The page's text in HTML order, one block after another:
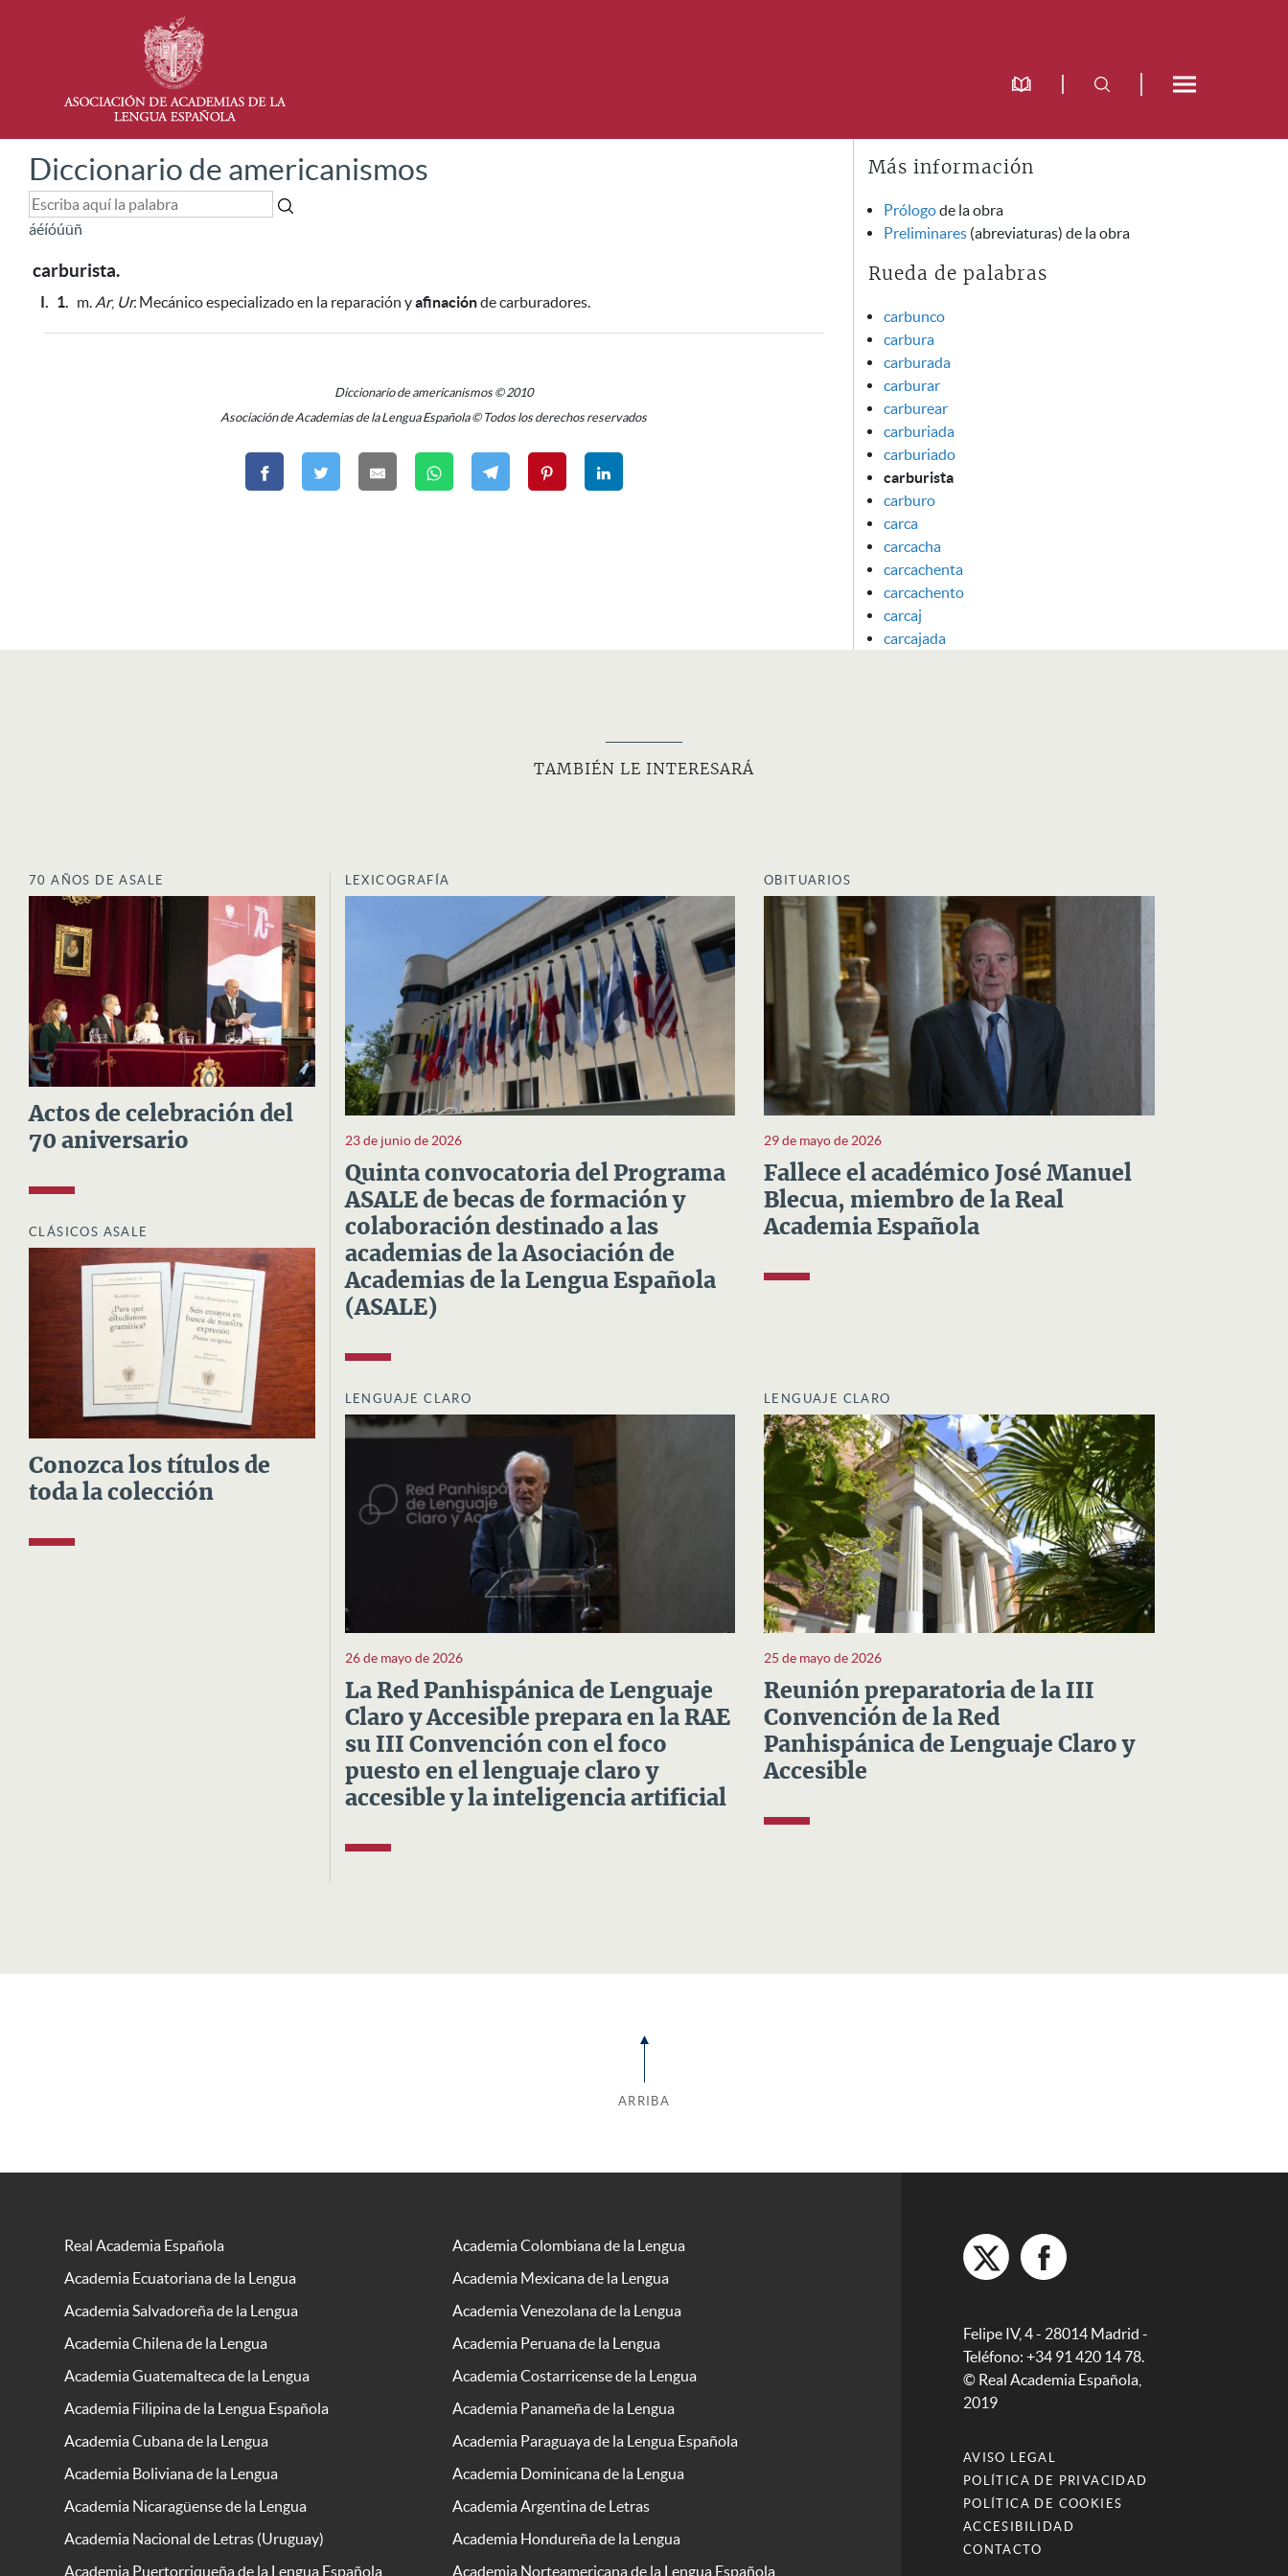
Diccionario de americanismos
áéíóúüñ
carburista.
I. 1. m. Ar, Ur. Mecánico especializado en la reparación yafinaciónde carburadores.
Diccionario de americanismos © 2010
Asociación de Academias de la Lengua Española © Todos los derechos reservados
Más información
Prólogode la obra
Preliminares (abreviaturas) de la obra
Rueda de palabras
carbunco
carbura
carburada
carburar
carburear
carburiada
carburiado
carburista
carburo
carca
carcacha
carcachenta
carcachento
carcaj
carcajada
TAMBIÉN LE INTERESARÁ
70 AÑOS DE ASALE
Actos de celebración del
70 aniversario
CLÁSICOS ASALE
Conozca los títulos de
toda la colección
LEXICOGRAFÍA
23 de junio de 2026
Quinta convocatoria del Programa
ASALE de becas de formación y
colaboración destinado a las
academias de la Asociación de
Academias de la Lengua Española
(ASALE)
OBITUARIOS
29 de mayo de 2026
Fallece el académico José Manuel
Blecua, miembro de la Real
Academia Española
LENGUAJE CLARO
26 de mayo de 2026
La Red Panhispánica de Lenguaje
Claro y Accesible prepara en la RAE
su III Convención con el foco
puesto en el lenguaje claro y
accesible y la inteligencia artificial
LENGUAJE CLARO
25 de mayo de 2026
Reunión preparatoria de la III
Convención de la Red
Panhispánica de Lenguaje Claro y
Accesible
ARRIBA
Real Academia Española
Academia Colombiana de la Lengua
Academia Ecuatoriana de la Lengua
Academia Mexicana de la Lengua
Academia Salvadoreña de la Lengua
Academia Venezolana de la Lengua
Academia Chilena de la Lengua
Academia Peruana de la Lengua
Academia Guatemalteca de la Lengua
Academia Costarricense de la Lengua
Academia Filipina de la Lengua Española
Academia Panameña de la Lengua
Academia Cubana de la Lengua
Academia Paraguaya de la Lengua Española
Academia Boliviana de la Lengua
Academia Dominicana de la Lengua
Academia Nicaragüense de la Lengua
Academia Argentina de Letras
Academia Nacional de Letras (Uruguay)
Academia Hondureña de la Lengua
Academia Puertorriqueña de la Lengua Española
Academia Norteamericana de la Lengua Española
Felipe IV, 4 - 28014 Madrid -
Teléfono: +34 91 420 14 78.
© Real Academia Española,
2019
AVISO LEGAL
POLÍTICA DE PRIVACIDAD
POLÍTICA DE COOKIES
ACCESIBILIDAD
CONTACTO